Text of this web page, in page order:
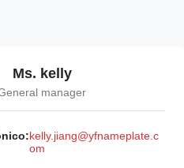
Ms. kelly
manager
kelly.jiang@yfnameplate.c
om